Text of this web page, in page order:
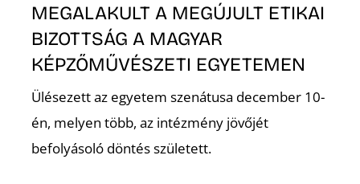
MEGALAKULT A MEGÚJULT ETIKAI
BIZOTTSÁG A MAGYAR
KÉPZŐMŰVÉSZETI EGYETEMEN
Ülésezett az egyetem szenátusa december 10-
én, melyen több, az intézmény jövőjét
befolyásoló döntés született.